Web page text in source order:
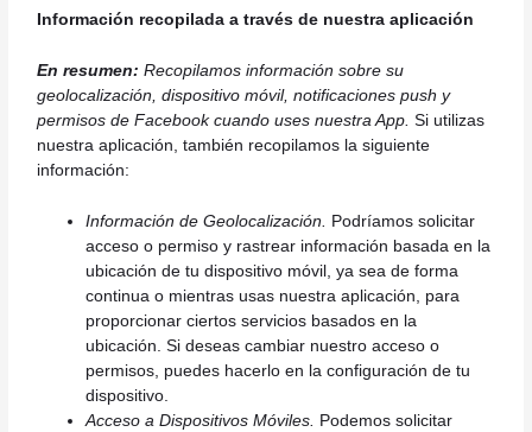
Información recopilada a través de nuestra aplicación
En resumen:Recopilamos información sobre su
geolocalización, dispositivo móvil, notificaciones push y
permisos de Facebook cuando uses nuestra App. Si utilizas
nuestra aplicación, también recopilamos la siguiente
información:
Información de Geolocalización. Podríamos solicitar
acceso o permiso y rastrear información basada en la
ubicación de tu dispositivo móvil, ya sea de forma
continua o mientras usas nuestra aplicación, para
proporcionar ciertos servicios basados en la
ubicación. Si deseas cambiar nuestro acceso o
permisos, puedes hacerlo en la configuración de tu
dispositivo.
Acceso a Dispositivos Móviles. Podemos solicitar